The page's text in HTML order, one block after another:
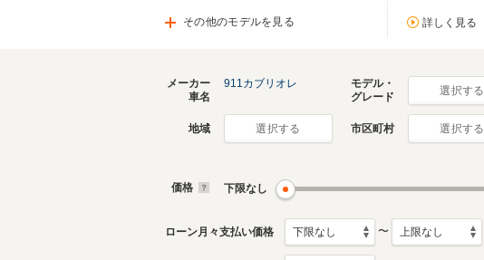
その他のモデルを見る 詳しく見る
911カブリオレのカタログを見る
メーカー
車名
911カブリオレ
モデル・
グレード
選択する
地域 選択する 市区町村 選択する
価格 下限なし
ローン月々支払い価格 〜